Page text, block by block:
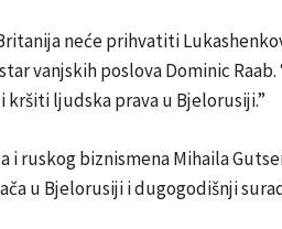
neće prihvatiti
vanjskih poslova Dominic
ljudska prava u Bjelorusiji.”
i ruskog biznismena Mihaila
u Bjelorusiji i dugogodišnji